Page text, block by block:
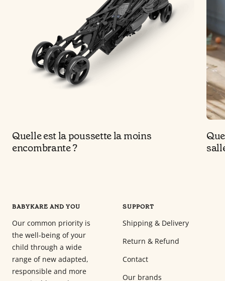
Quelle est la poussette la moins
encombrante ?
BABYKARE AND YOU
Our common priority is
the well-being of your
child through a wide
range of new adapted,
responsible and more
SUPPORT
Shipping & Delivery
Return & Refund
Contact
Our brands